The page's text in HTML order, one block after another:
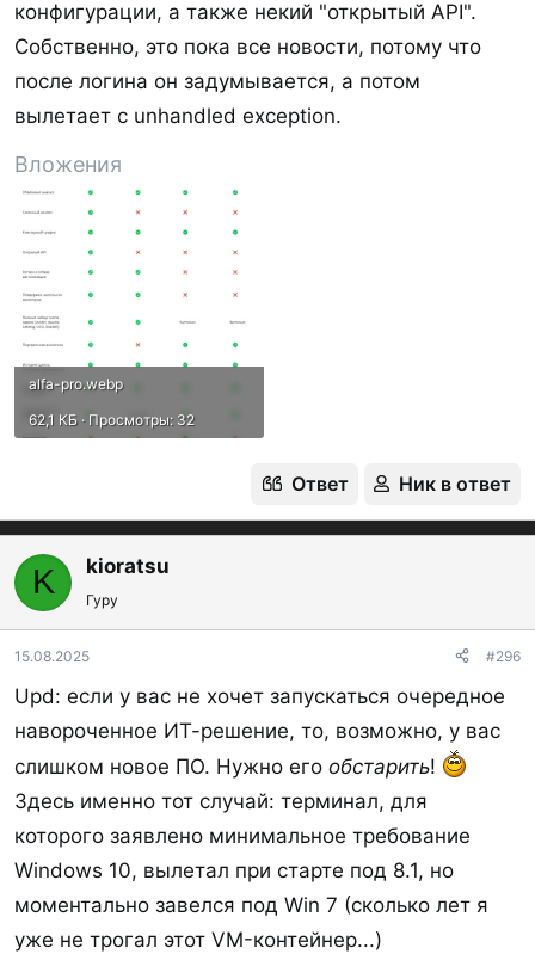
конфигурации, а также некий "открытый API".
Собственно, это пока все новости, потому что
после логина он задумывается, а потом
вылетает с unhandled exception.
Вложения
alfa-pro.webp
62,1 КБ · Просмотры: 32
Ответ Ник в ответ
K kioratsu
Гуру
15.08.2025 #296
Upd: если у вас не хочет запускаться очередное
навороченное ИТ-решение, то, возможно, у вас
слишком новое ПО. Нужно его обстарить!
Здесь именно тот случай: терминал, для
которого заявлено минимальное требование
Windows 10, вылетал при старте под 8.1, но
моментально завелся под Win 7 (сколько лет я
уже не трогал этот VM-контейнер...)